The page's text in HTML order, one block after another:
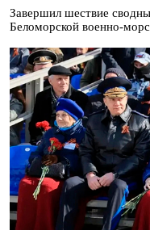
Завершил шествие
Беломорской военно-